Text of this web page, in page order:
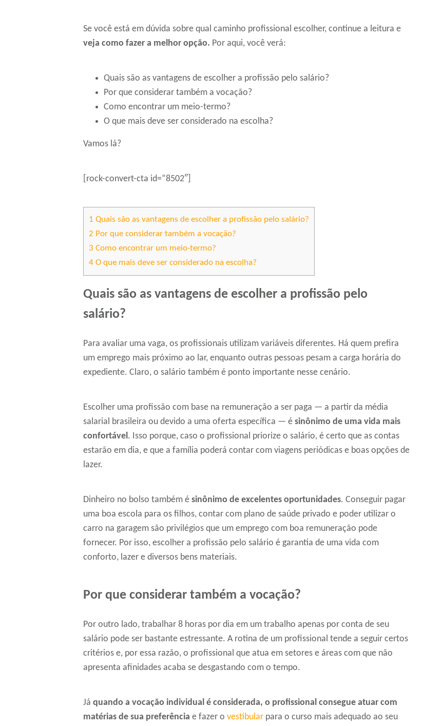
Se você está em dúvida sobre qual caminho profissional escolher, continue a leitura e
veja como fazer a melhor opção. Por aqui, você verá:
Quais são as vantagens de escolher a profissão pelo salário?
Por que considerar também a vocação?
Como encontrar um meio-termo?
O que mais deve ser considerado na escolha?
Vamos lá?
[rock-convert-cta id=”8502″]
1 Quais são as vantagens de escolher a profissão pelo salário?
2 Por que considerar também a vocação?
3 Como encontrar um meio-termo?
4 O que mais deve ser considerado na escolha?
Quais são as vantagens de escolher a profissão pelo
salário?
Para avaliar uma vaga, os profissionais utilizam variáveis diferentes. Há quem prefira
um emprego mais próximo ao lar, enquanto outras pessoas pesam a carga horária do
expediente. Claro, o salário também é ponto importante nesse cenário.
Escolher uma profissão com base na remuneração a ser paga — a partir da média
salarial brasileira ou devido a uma oferta específica — é sinônimo de uma vida mais
confortável. Isso porque, caso o profissional priorize o salário, é certo que as contas
estarão em dia, e que a família poderá contar com viagens periódicas e boas opções de
lazer.
Dinheiro no bolso também é sinônimo de excelentes oportunidades. Conseguir pagar
uma boa escola para os filhos, contar com plano de saúde privado e poder utilizar o
carro na garagem são privilégios que um emprego com boa remuneração pode
fornecer. Por isso, escolher a profissão pelo salário é garantia de uma vida com
conforto, lazer e diversos bens materiais.
Por que considerar também a vocação?
Por outro lado, trabalhar 8 horas por dia em um trabalho apenas por conta de seu
salário pode ser bastante estressante. A rotina de um profissional tende a seguir certos
critérios e, por essa razão, o profissional que atua em setores e áreas com que não
apresenta afinidades acaba se desgastando com o tempo.
Já quando a vocação individual é considerada, o profissional consegue atuar com
matérias de sua preferência e fazer o vestibular para o curso mais adequado ao seu